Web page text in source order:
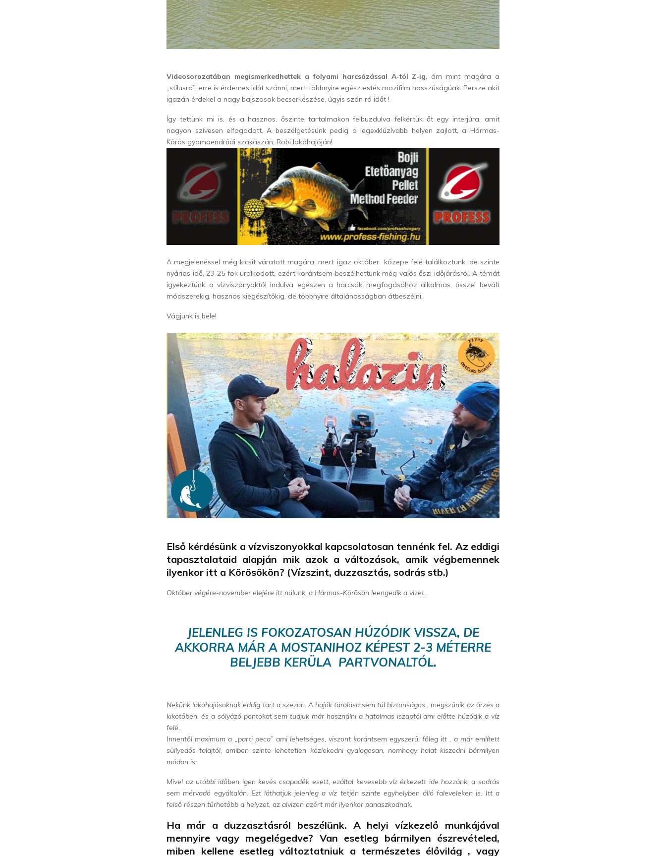
Videosorozatában megismerkedhettek a folyami harcsázással A-tól Z-ig, ám mint magára a
„stílusra”, erre is érdemes időt szánni, mert többnyire egész estés mozifilm hosszúságúak. Persze akit
igazán érdekel a nagy bajszosok becserkészése, úgyis szán rá időt !
Így tettünk mi is, és a hasznos, őszinte tartalmakon felbuzdulva felkértük őt egy interjúra, amit
nagyon szívesen elfogadott. A beszélgetésünk pedig a legexklúzívabb helyen zajlott, a Hármas-
Körös gyomaendrődi szakaszán, Robi lakóhajóján!
A megjelenéssel még kicsit váratott magára, mert igaz október közepe felé találkoztunk, de szinte
nyárias idő, 23-25 fok uralkodott, ezért korántsem beszélhettünk még valós őszi időjárásról. A témát
igyekeztünk a vízviszonyoktól indulva egészen a harcsák megfogásához alkalmas, ősszel bevált
módszerekig, hasznos kiegészítőkig, de többnyire általánosságban átbeszélni.
Vágjunk is bele!
Első kérdésünk a vízviszonyokkal kapcsolatosan tennénk fel. Az eddigi
tapasztalataid alapján mik azok a változások, amik végbemennek
ilyenkor itt a Körösökön? (Vízszint, duzzasztás, sodrás stb.)
Október végére-november elejére itt nálunk, a Hármas-Körösön leengedik a vizet.
JELENLEG IS FOKOZATOSAN HÚZÓDIK VISSZA, DE
AKKORRA MÁR A MOSTANIHOZ KÉPEST 2-3 MÉTERRE
BELJEBB KERÜLA PARTVONALTÓL.
Nekünk lakóhajósoknak eddig tart a szezon. A hajók tárolása sem túl biztonságos , megszűnik az őrzés a
kikötőben, és a sólyázó pontokat sem tudjuk már használni a hatalmas iszaptól ami előtte húzódik a víz
felé.
Innentől maximum a „parti peca” ami lehetséges, viszont korántsem egyszerű, főleg itt , a már említett
süllyedős talajtól, amiben szinte lehetetlen közlekedni gyalogosan, nemhogy halat kiszedni bármilyen
módon is.
Mivel az utóbbi időben igen kevés csapadék esett, ezáltal kevesebb víz érkezett ide hozzánk, a sodrás
sem mérvadó egyáltalán. Ezt láthatjuk jelenleg a víz tetjén szinte egyhelyben álló faleveleken is. Itt a
felső részen tűrhetőbb a helyzet, az alvizen azért már ilyenkor panaszkodnak.
Ha már a duzzasztásról beszélünk. A helyi vízkezelő munkájával
mennyire vagy megelégedve? Van esetleg bármilyen észrevételed,
miben kellene esetleg változtatniuk a természetes élővilág , vagy